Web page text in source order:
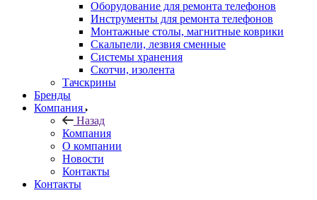
Монтажные столы, магнитные коврики
Скальпели, лезвия сменные
Системы хранения
Скотчи, изолента
Тачскрины
Компания
Компания
О компании
Новости
Контакты
Контакты
Личный кабинет